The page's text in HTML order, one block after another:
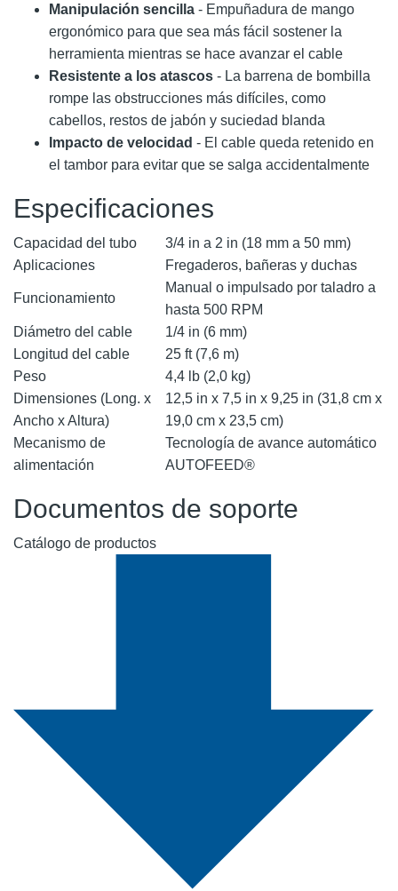
Manipulación sencilla - Empuñadura de mango
ergonómico para que sea más fácil sostener la
herramienta mientras se hace avanzar el cable
Resistente a los atascos - La barrena de bombilla
rompe las obstrucciones más difíciles, como
cabellos, restos de jabón y suciedad blanda
Impacto de velocidad - El cable queda retenido en
el tambor para evitar que se salga accidentalmente
Especificaciones
Capacidad del tubo
3/4 in a 2 in (18 mm a 50 mm)
Aplicaciones
Fregaderos, bañeras y duchas
Funcionamiento
Manual o impulsado por taladro a
hasta 500 RPM
Diámetro del cable
1/4 in (6 mm)
Longitud del cable
25 ft (7,6 m)
Peso
4,4 lb (2,0 kg)
Dimensiones (Long. x
Ancho x Altura)
12,5 in x 7,5 in x 9,25 in (31,8 cm x
19,0 cm x 23,5 cm)
Mecanismo de
alimentación
Tecnología de avance automático
AUTOFEED®
Documentos de soporte
Catálogo de productos